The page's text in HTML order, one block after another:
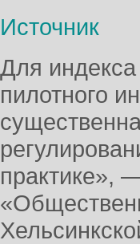
Источник
Для
пилотного
практике»,